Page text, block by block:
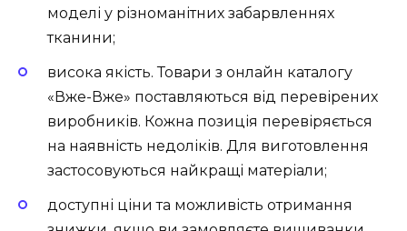
моделі у різноманітних забарвленнях
тканини;
висока якість. Товари з онлайн каталогу
«Вже-Вже» поставляються від перевірених
виробників. Кожна позиція перевіряється
на наявність недоліків. Для виготовлення
застосовуються найкращі матеріали;
доступні ціни та можливість отримання